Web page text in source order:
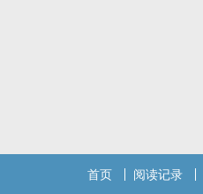
首页 阅读记录